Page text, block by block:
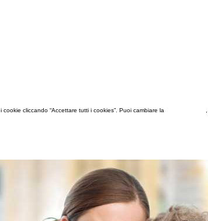
cliccando “Accettare tutti i cookies”. Puoi cambiare la